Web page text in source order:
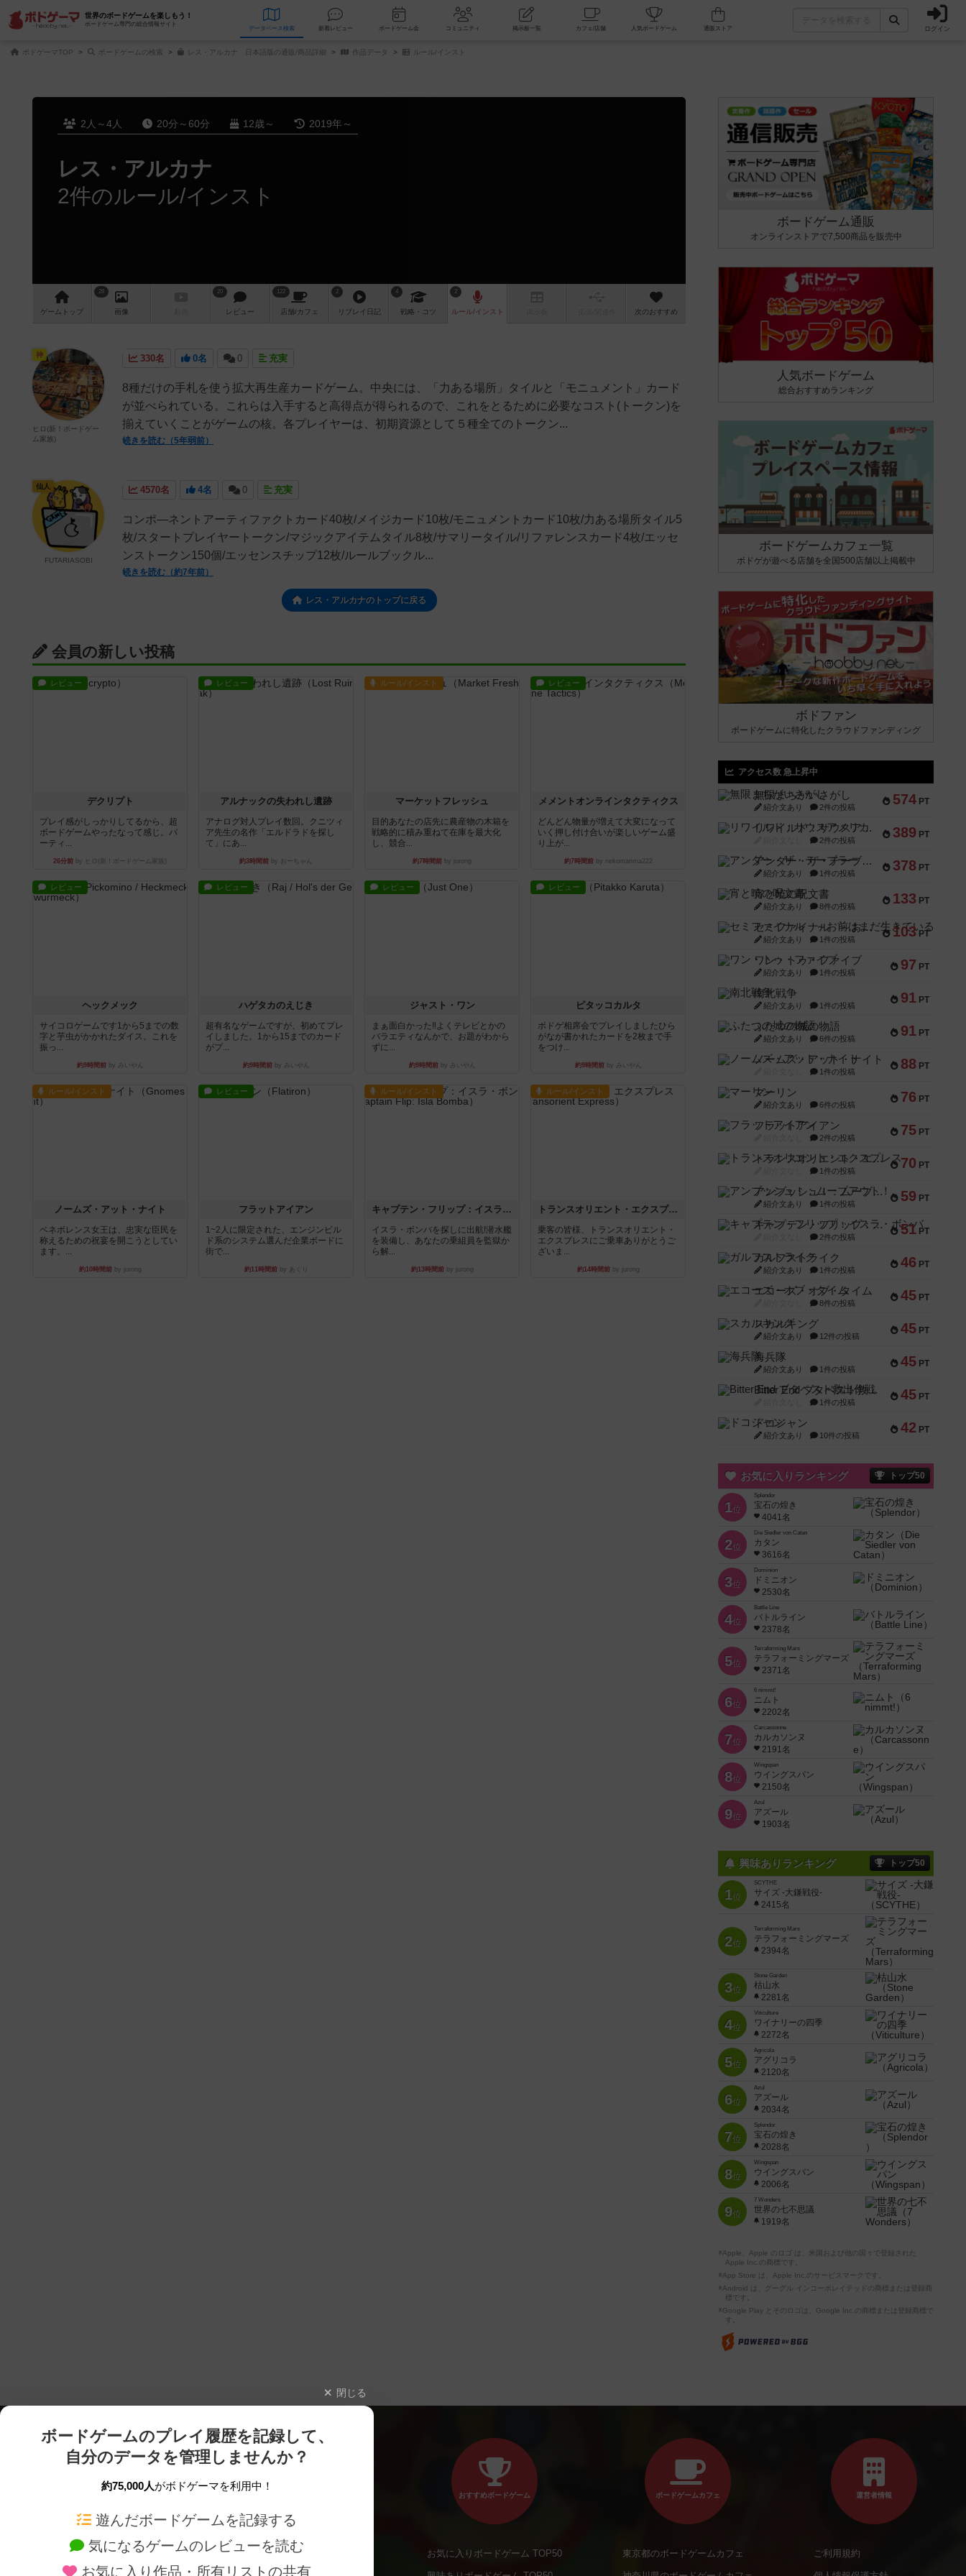
世界のボードゲームを楽しもう！
ボードゲーム専門の総合情報サイト
データベース 検索 新着レビュー ボードゲーム会 コミュニティ 掲示板一覧 カフェ/店舗 人気ボードゲーム ログイン
ボドゲーマTOP ボードゲームの検索 レス・アルカナ 日本語版の通販/商品詳細 作品データ ルール/インスト
2人～4人 20分～60分 12歳～ 2019年～
レス・アルカナ
2件のルール/インスト
ゲーム トップ
28
画像
20
レビュー
122
店舗/カフェ
2
リプレイ 日記
4
戦略 ・コツ
2
ルール/インスト 次のおすすめ
330名 0名 0 充実
8種だけの手札を使う拡大再生産カードゲーム。中央には、「力ある場所」タイルと「モニュメント」カード
が並べられている。これらは入手すると高得点が得られるので、これをとるために必要なコスト(トークン)を
揃えていくことがゲームの核。各プレイヤーは、初期資源として５種全てのトークン...
続きを読む（5年弱前）
神
ヒロ(新！ボードゲー
ム家族)
4570名 4名 0 充実
コンポ―ネントアーティファクトカード40枚/メイジカード10枚/モニュメントカード10枚/力ある場所タイル5
枚/スタートプレイヤートークン/マジックアイテムタイル8枚/サマリータイル/リファレンスカード4枚/エッセ
ンストークン150個/エッセンスチップ12枚/ルールブックル...
続きを読む（約7年前）
仙人
FUTARIASOBI
レス・アルカナのトップに戻る
会員の新しい投稿
レビュー
デクリプト
プレイ感がしっかりしてるから、超
ボードゲームやったなって感じ。パ
ーティ...
26分前 by ヒロ(新！ボードゲーム家族)
レビュー
アルナックの失われし遺跡
アナログ対人プレイ数回。クニツィ
ア先生の名作「エルドラドを探し
て」にあ...
約3時間前 by おーちゃん
ルール/インスト
マーケットフレッシュ
目的あなたの店先に農産物の木箱を
戦略的に積み重ねて在庫を最大化
し、競合...
約7時間前 by jurong
レビュー
メメントオンラインタクティクス
どんどん物量が増えて大変になって
いく押し付け合いが楽しいゲーム盛
り上が...
約7時間前by nekomanma222
レビュー
ヘックメック
サイコロゲームです1から5までの数
字と芋虫がかかれたダイス。これを
振っ...
約9時間前by みいやん
レビュー
ハゲタカのえじき
超有名なゲームですが、初めてプレ
イしました。1から15までのカード
がプ...
約9時間前by みいやん
レビュー
ジャスト・ワン
まぁ面白かった‼️よくテレビとかの
バラエティなんかで、お題がわから
ずに...
約9時間前by みいやん
レビュー
ピタッコカルタ
ボドゲ相席会でプレイしましたひら
がなが書かれたカードを2枚まで手
をつけ...
約9時間前by みいやん
ルール/インスト
ノームズ・アット・ナイト
ベネボレンス女王は、忠実な臣民を
称えるための祝宴を開こうとしてい
ます。...
約10時間前by jurong
レビュー
フラットアイアン
1~2人に限定された、エンジンビル
ド系のシステム選んだ企業ボードに
街で...
約11時間前by あくり
ルール/インスト
キャプテン・フリップ：イスラ・ボンバ
イスラ・ボンバを探しに出航!潜水艦
を装備し、あなたの乗組員を監獄か
ら解...
約13時間前by jurong
ルール/インスト
トランスオリエント・エクスプレス
乗客の皆様、トランスオリエント・
エクスプレスにご乗車ありがとうご
ざいま...
約14時間前by jurong
ボードゲーム通販
オンラインストアで7,500商品を販売中
人気ボードゲーム
総合おすすめランキング
ボードゲームカフェ一覧
ボドゲが遊べる店舗を全国500店舗以上掲載中
ボドファン
ボードゲームに特化したクラウドファンディング
アクセス数 急上昇中
574 PT
無限まちがいさがし
紹介文あり 2件の投稿
389 PT
リワイルド：サウスアメリカ
2件の投稿
378 PT
アンダー・ザ・テーブラー
紹介文あり 1件の投稿
133 PT
宵と暁の呪文書
紹介文あり 8件の投稿
103 PT
セミファイナル ～お前はまだ生きている～
紹介文あり 1件の投稿
97 PT
ワン・トゥ・ファイブ
紹介文あり 1件の投稿
91 PT
南北戦争
紹介文あり 1件の投稿
91 PT
ふたつの城の物語
紹介文あり 6件の投稿
88 PT
ノームズ・アット・ナイト
1件の投稿
76 PT
マーリン
紹介文あり 6件の投稿
75 PT
フラットアイアン
2件の投稿
70 PT
トランスオリエント・エクスプレス
1件の投稿
59 PT
アンブッシュ！：ムーブアウト！
紹介文あり 1件の投稿
51 PT
キャプテン・フリップ：イスラ・ボンバ
2件の投稿
46 PT
ガルフストライク
紹介文あり 1件の投稿
45 PT
エコーズ・オブ・タイム
8件の投稿
45 PT
スカルキング
紹介文あり 12件の投稿
45 PT
海兵隊
紹介文あり 1件の投稿
45 PT
Bitter End ブタペスト救出作戦
1件の投稿
42 PT
ドコジャン
紹介文あり 10件の投稿
お気に入りランキング トップ50
1位
Splendor
宝石の煌き
4041名
2位
Die Siedler von Catan
カタン
3616名
3位
Dominion
ドミニオン
2530名
4位
Battle Line
バトルライン
2378名
5位
Terraforming Mars
テラフォーミングマーズ
2371名
6位
6 nimmt!
ニムト
2202名
7位
Carcassonne
カルカソンヌ
2191名
8位
Wingspan
ウイングスパン
2150名
9位
Azul
アズール
1903名
興味ありランキング トップ50
1位
SCYTHE
サイズ -大鎌戦役-
2415名
2位
Terraforming Mars
テラフォーミングマーズ
2394名
3位
Stone Garden
枯山水
2281名
4位
Viticulture
ワイナリーの四季
2272名
5位
Agricola
アグリコラ
2120名
6位
Azul
アズール
2034名
7位
Splendor
宝石の煌き
2028名
8位
Wingspan
ウイングスパン
2006名
9位
7 Wonders
世界の七不思議
1919名
※Apple、Apple のロゴ は、米国および他の国々で登録された
Apple Inc.の商標です。
※App Store は、Apple Inc.のサービスマークです。
※Android は、グーグル インコーポレイテッドの商標または登録商
標です。
※Google Play とそのロゴは、Google Inc.の商標または登録商標で
す。
閉じる
ボードゲームのプレイ履歴を記録して、
自分のデータを管理しませんか？
約75,000人がボドゲーマを利用中！
遊んだボードゲームを記録する
気になるゲームのレビューを読む
お気に入り作品・所有リストの共有
ボードゲームを検索する 新作・再入荷情報
おすすめボードゲーム
お気に入りボードゲーム TOP50
ボードゲームカフェ
東京都のボードゲームカフェ
運営者情報
ご利用規約